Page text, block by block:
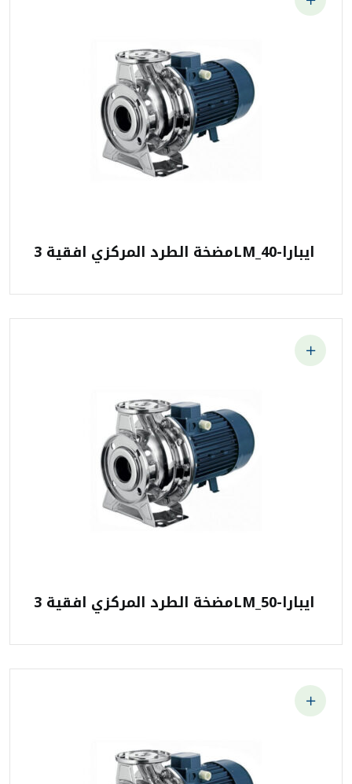
مضخة الطرد المركزي افقية 3LM_40-ايبارا
مضخة الطرد المركزي افقية 3LM_50-ايبارا